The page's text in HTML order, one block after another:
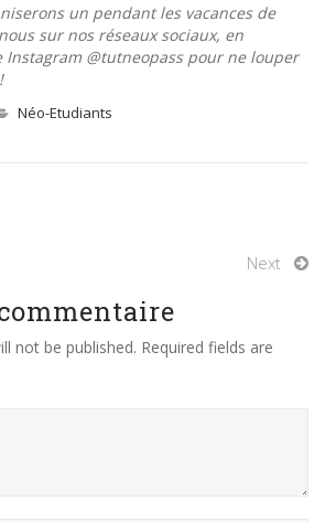
un pendant les vacances de
sur nos réseaux sociaux, en
@tutneopass pour ne louper
Néo-Etudiants
Next
not be published. Required fields are